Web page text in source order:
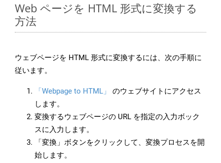
Web ページを HTML 形式に変換する
方法
ウェブページを HTML 形式に変換するには、次の手順に
従います。
「Webpage to HTML」
のウェブサイトにアクセス
します。
変換するウェブページの URL を指定の入力ボック
スに入力します。
「変換」ボタンをクリックして、変換プロセスを開
始します。